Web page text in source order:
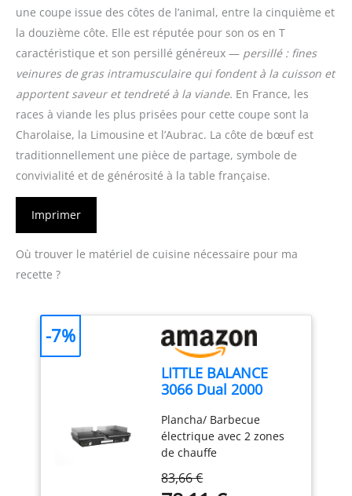
une coupe issue des côtes de l’animal, entre la cinquième et
la douzième côte. Elle est réputée pour son os en T
caractéristique et son persillé généreux — persillé : fines
veinures de gras intramusculaire qui fondent à la cuisson et
apportent saveur et tendreté à la viande. En France, les
races à viande les plus prisées pour cette coupe sont la
Charolaise, la Limousine et l’Aubrac. La côte de bœuf est
traditionnellement une pièce de partage, symbole de
convivialité et de générosité à la table française.
Imprimer
Où trouver le matériel de cuisine nécessaire pour ma
recette ?
LITTLE BALANCE
3066 Dual 2000
Barbecue
électrique, Sans
PFAS, 2 zones de
cuissons
indépendantes,
Plancha/ Barbecue
électrique avec 2 zones
de chauffe
surfaces de cuisson grill
83,66 €
-7%